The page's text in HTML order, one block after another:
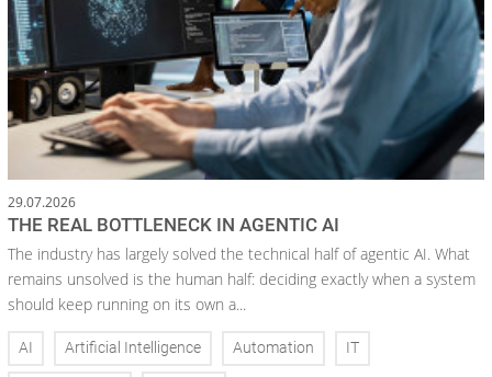
29.07.2026
THE REAL BOTTLENECK IN AGENTIC AI
The industry has largely solved the technical half of agentic AI. What
remains unsolved is the human half: deciding exactly when a system
should keep running on its own a...
AI Artificial Intelligence Automation IT